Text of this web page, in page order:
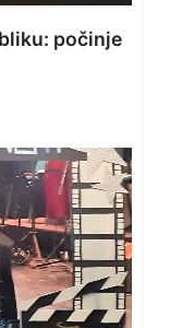
počinje